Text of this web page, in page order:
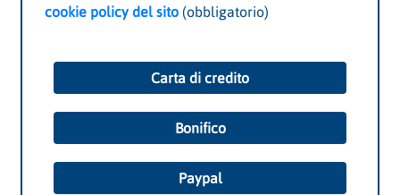
cookie policy del sito (obbligatorio)
Carta di credito
Bonifico
Paypal